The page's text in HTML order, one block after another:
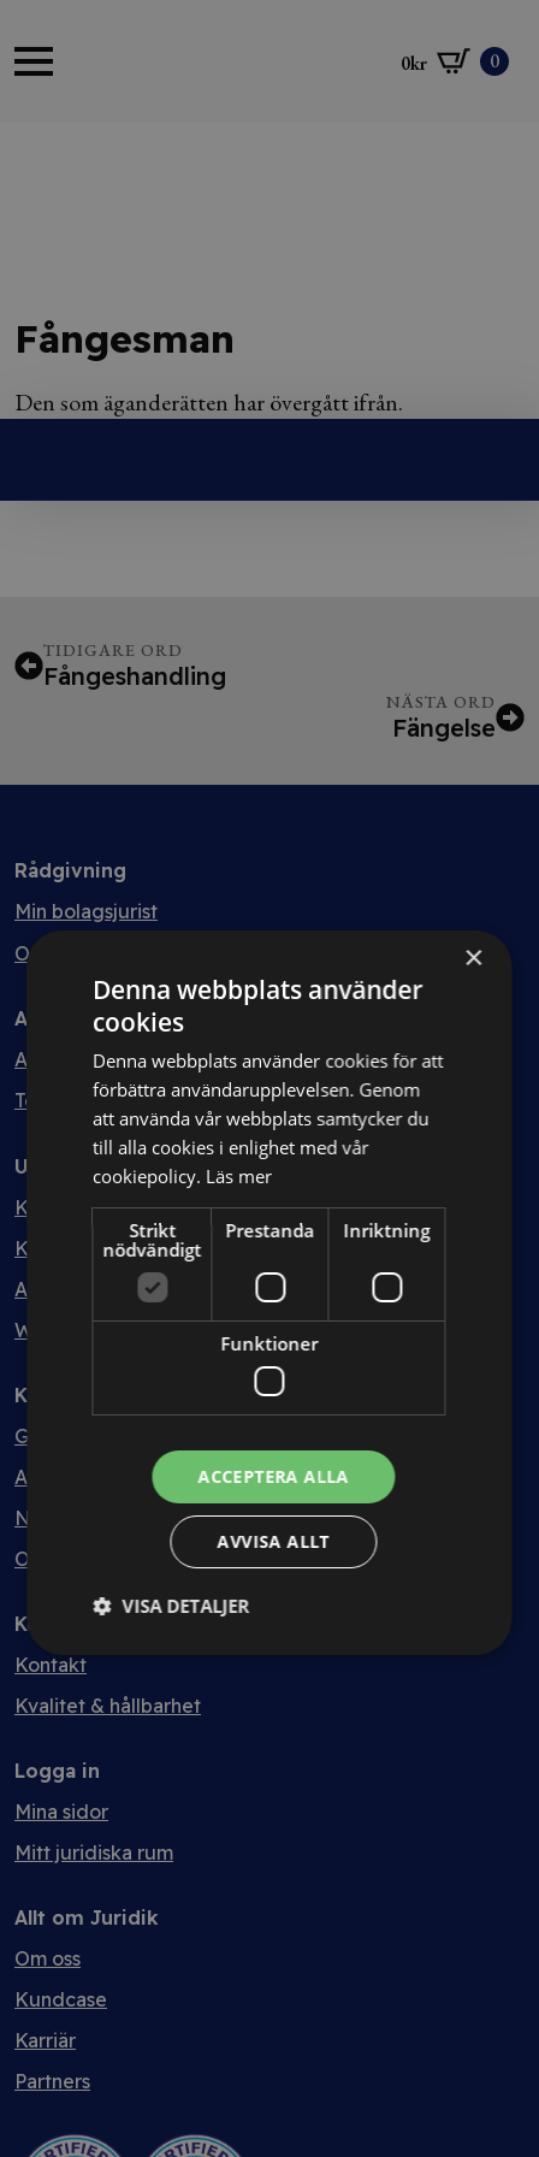
0kr 0
Fångesman
Den som äganderätten har övergått ifrån.
TIDIGARE ORD
Fångeshandling
NÄSTA ORD
Fängelse
Rådgivning
Min bolagsjurist
Ombud
Avtal
Avtalshantering
Testa kostnadsfritt
Utbildning
Kurser
Kurspaket
Abonnemang
Webbinarium
Kunskapsbank
Guider
Avtalsmallar
Nyheter
Ordlista
Kontakt
Kontakt
Kvalitet & hållbarhet
Logga in
Mina sidor
Mitt juridiska rum
Allt om Juridik
Om oss
Kundcase
Karriär
Partners
×
Denna webbplats använder
cookies
Denna webbplats använder cookies för att
förbättra användarupplevelsen. Genom
att använda vår webbplats samtycker du
till alla cookies i enlighet med vår
cookiepolicy. Läs mer
Strikt
nödvändigt
Prestanda Inriktning
Funktioner
ACCEPTERA ALLA
AVVISA ALLT
VISA DETALJER